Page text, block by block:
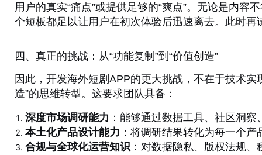
用户的真实“痛点”或提供足够的“爽点”。无论是内
个短板都足以让用户在初次体验后迅速离去。此时
四、真正的挑战：从“功能复制”到“价值创造”
因此，开发海外短剧APP的更大挑战，不在于技术实
造”的思维转型。这要求团队具备：
深度市场调研能力 ：能够通过数据工具、社区洞
本土化产品设计能力 ：将调研结果转化为每一个
合规与全球化运营知识 ：对数据隐私、版权法规